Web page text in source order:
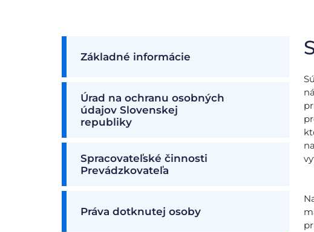
Základné informácie
Úrad na ochranu osobných
údajov Slovenskej
republiky
Spracovateľské činnosti
Prevádzkovateľa
Práva dotknutej osoby